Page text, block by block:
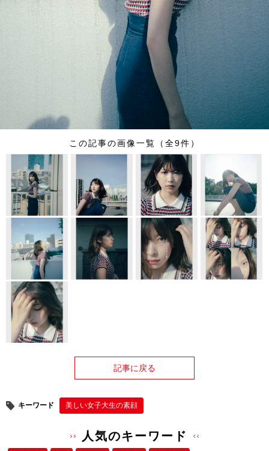
この記事の画像一覧（全9件）
記事に戻る
キーワード 美しい女子大生の素顔
人気のキーワード